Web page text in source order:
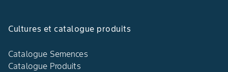
Cultures et catalogue produits
Catalogue Semences
Catalogue Produits